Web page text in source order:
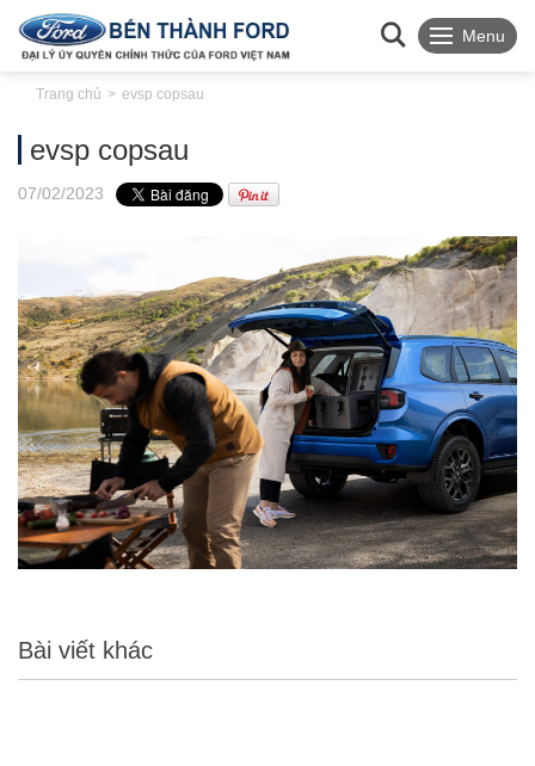
Menu
Trang chủ evsp copsau
evsp copsau
07/02/2023
Bài viết khác